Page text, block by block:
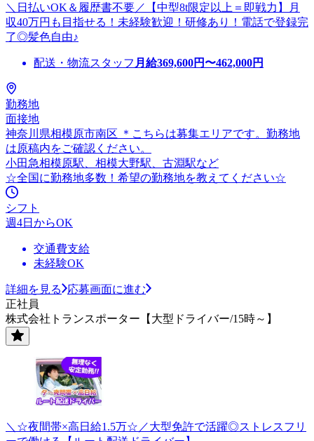
＼日払いOK＆履歴書不要／【中型8t限定以上＝即戦力】月
収40万円も目指せる！未経験歓迎！研修あり！電話で登録完
了◎髪色自由♪
配送・物流スタッフ 月給369,600円〜462,000円
勤務地
面接地
神奈川県相模原市南区 ＊こちらは募集エリアです。勤務地
は原稿内をご確認ください。
小田急相模原駅、相模大野駅、古淵駅など
☆全国に勤務地多数！希望の勤務地を教えてください☆
シフト
週4日からOK
交通費支給
未経験OK
詳細を見る
応募画面に進む
正社員
株式会社トランスポーター【大型ドライバー/15時～】
＼☆夜間帯×高日給1.5万☆／大型免許で活躍◎ストレスフリ